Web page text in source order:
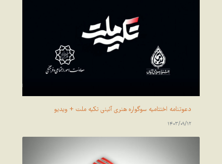
دعوتنامه اختتامیه سوگواره هنری آئینی تکیه ملت + ویدیو
1403/09/12